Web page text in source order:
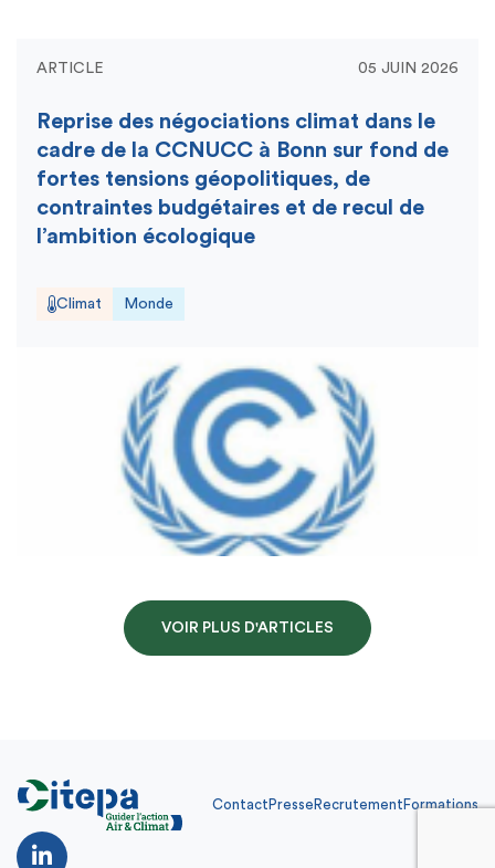
ARTICLE 05 JUIN 2026
Reprise des négociations climat dans le
cadre de la CCNUCC à Bonn sur fond de
fortes tensions géopolitiques, de
contraintes budgétaires et de recul de
l’ambition écologique
Climat Monde
VOIR PLUS D'ARTICLES
Contact Presse Recrutement Formations